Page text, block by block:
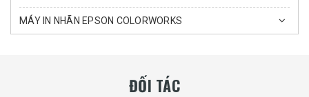
MÁY IN NHÃN EPSON COLORWORKS
ĐỐI TÁC